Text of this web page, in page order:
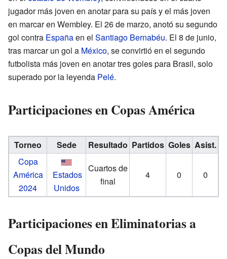
jugador más joven en anotar para su país y el más joven
en marcar en Wembley. El 26 de marzo, anotó su segundo
gol contra Españaen el Santiago Bernabéu. El 8 de junio,
tras marcar un gol a México, se convirtió en el segundo
futbolista más joven en anotar tres goles para Brasil, solo
superado por la leyenda Pelé.
Participaciones en Copas América
Torneo Sede Resultado Partidos Goles Asist.
Copa
América
2024
Estados
Unidos
Cuartos de
final
4 0 0
Participaciones en Eliminatorias a
Copas del Mundo